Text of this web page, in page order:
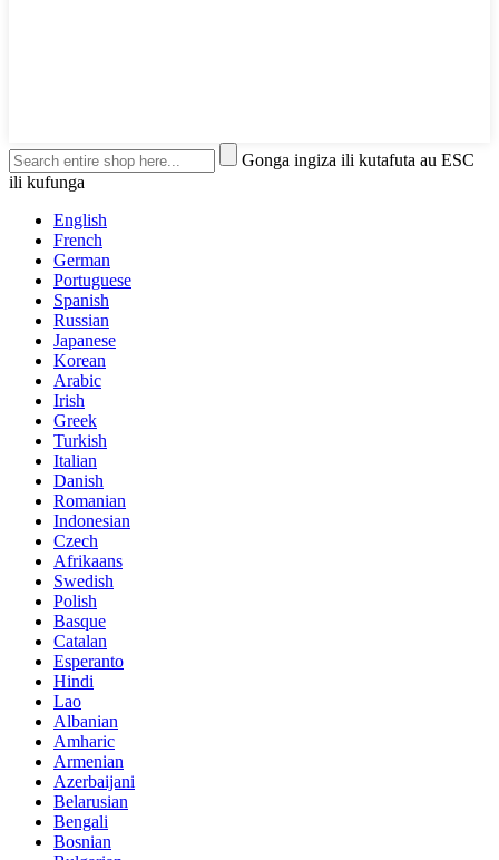
Gonga ingiza ili kutafuta au ESC
ili kufunga
English
French
German
Portuguese
Spanish
Russian
Japanese
Korean
Arabic
Irish
Greek
Turkish
Italian
Danish
Romanian
Indonesian
Czech
Afrikaans
Swedish
Polish
Basque
Catalan
Esperanto
Hindi
Lao
Albanian
Amharic
Armenian
Azerbaijani
Belarusian
Bengali
Bosnian